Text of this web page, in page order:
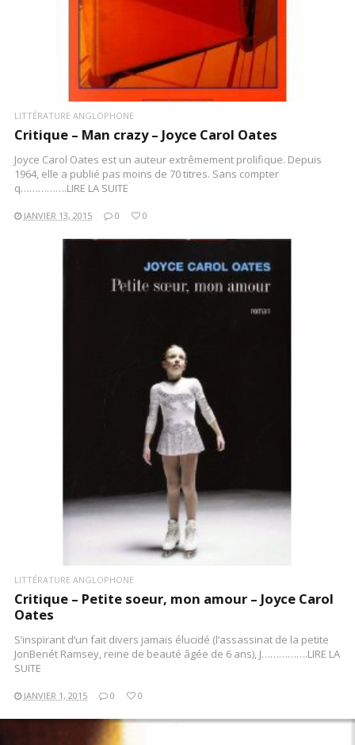
LITTÉRATURE ANGLOPHONE
Critique – Man crazy – Joyce Carol Oates
Joyce Carol Oates est un auteur extrêmement prolifique. Depuis
1964, elle a publié pas moins de 70 titres. Sans compter
q…………….LIRE LA SUITE
JANVIER 13, 2015 0 0
LIRE LA SUITE
LITTÉRATURE ANGLOPHONE
Critique – Petite soeur, mon amour – Joyce Carol
Oates
S’inspirant d’un fait divers jamais élucidé (l’assassinat de la petite
JonBenét Ramsey, reine de beauté âgée de 6 ans), J…………….LIRE LA
SUITE
JANVIER 1, 2015 0 0